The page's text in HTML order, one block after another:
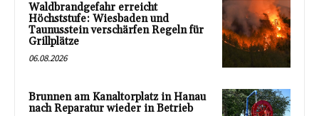
Waldbrandgefahr erreicht
Höchststufe: Wiesbaden und
Taunusstein verschärfen Regeln für
Grillplätze
06.08.2026
Brunnen am Kanaltorplatz in Hanau
nach Reparatur wieder in Betrieb